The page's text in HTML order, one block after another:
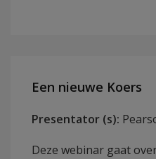
Een nieuwe Koers
Presentator (s):
Deze webinar gaat